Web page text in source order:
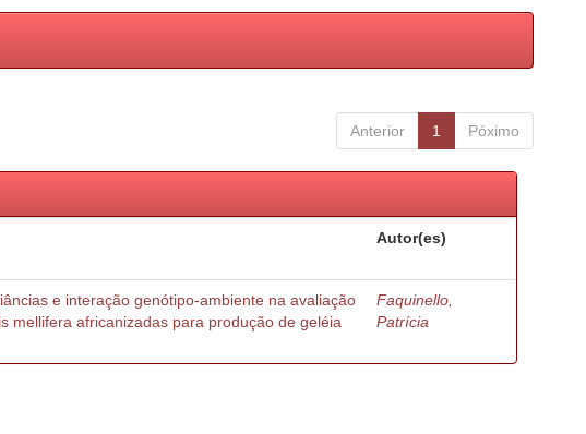
Anterior 1 Póximo
Autor(es)
e interação genótipo-ambiente na avaliação
mellifera africanizadas para produção de geléia
Faquinello,
Patrícia